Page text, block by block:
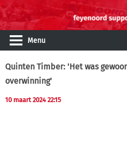
Menu
Quinten Timber: 'Het was
overwinning'
10 maart 2024 22:15